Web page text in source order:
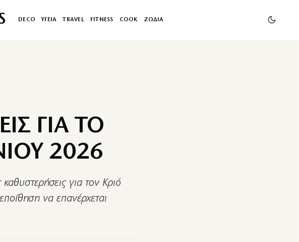
DECO ΥΓΕΙΑ TRAVEL FITNESS COOK ΖΩΔΙΑ
ΓΙΑ ΤΟ
2026
για τον Κριό
να επανέρχεται